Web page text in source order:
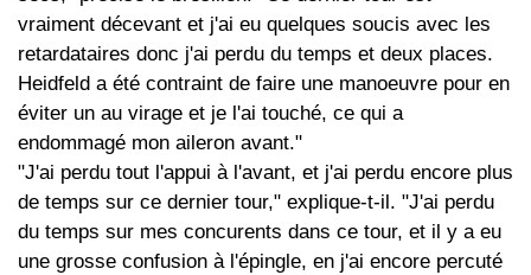
vraiment décevant et j'ai eu quelques soucis avec les
retardataires donc j'ai perdu du temps et deux places.
Heidfeld a été contraint de faire une manoeuvre pour en
éviter un au virage et je l'ai touché, ce qui a
endommagé mon aileron avant."
"J'ai perdu tout l'appui à l'avant, et j'ai perdu encore plus
de temps sur ce dernier tour," explique-t-il. "J'ai perdu
du temps sur mes concurents dans ce tour, et il y a eu
une grosse confusion à l'épingle, en j'ai encore percuté